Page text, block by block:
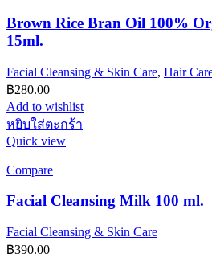
Brown Rice Bran Oil 100%
15ml.
Facial Cleansing & Skin Care, Hair
฿280.00
Add to wishlist
หยิบใส่ตะกร้า
Quick view
Compare
Facial Cleansing Milk 100 ml.
Facial Cleansing & Skin Care
฿390.00